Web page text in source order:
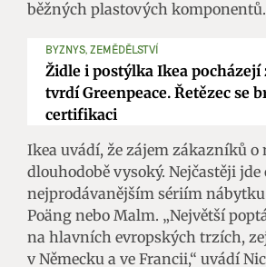
běžných plastových komponentů.
BYZNYS, ZEMĚDĚLSTVÍ
Židle i postýlka Ikea pocházejí
tvrdí Greenpeace. Řetězec se
certifikaci
Ikea uvádí, že zájem zákazníků
dlouhodobě vysoký. Nejčastěji jde
nejprodávanějším sériím nábytku
Poäng nebo Malm. „Největší
na hlavních evropských trzích,
v Německu a ve Francii,“ uvádí